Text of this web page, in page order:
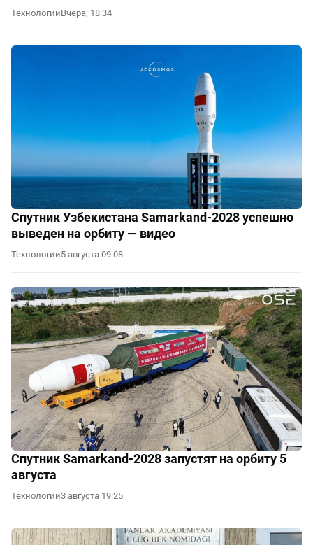
ТехнологииВчера, 18:34
Спутник Узбекистана Samarkand-2028 успешно
выведен на орбиту — видео
Технологии5 августа 09:08
Спутник Samarkand-2028 запустят на орбиту 5
августа
Технологии3 августа 19:25